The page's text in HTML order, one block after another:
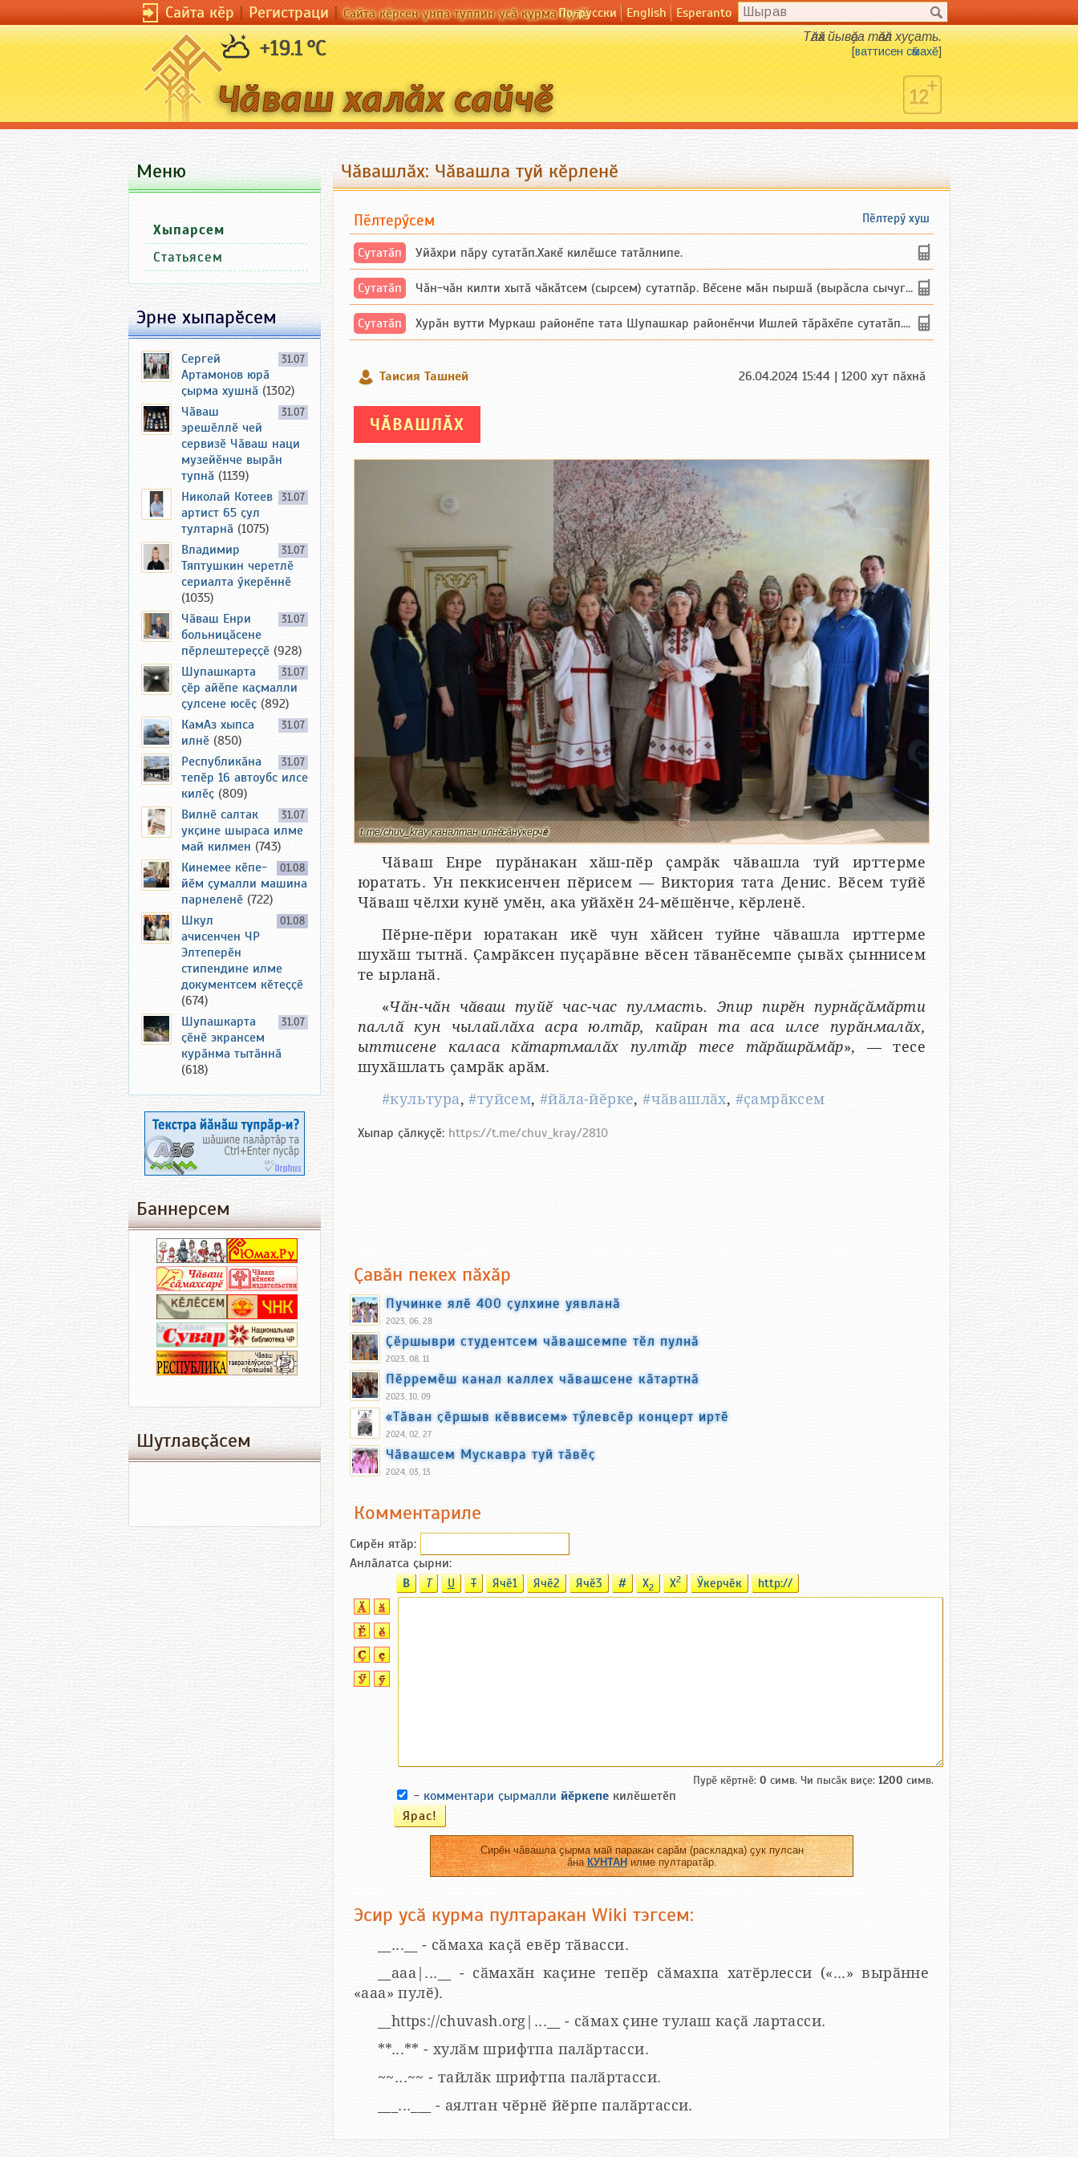
Сайта кӗр|Регистраци|Сайта кӗрсен унпа туллин усӑ курма пулӗПо-русски English Esperanto
+19.1 °C Тӑлӑх йывӑҫа тӑвӑл хуҫать.
[ваттисен сӑмахӗ]
Чӑвашлӑх: Чӑвашла туй кӗрленӗ
Пӗлтерӳ хуш
Пӗлтерӳсем
Сутатӑп Уйăхри пăру сутатăп.Хакĕ килĕшсе татăлнипе.
Сутатӑп Чăн-чăн килти хытă чăкăтсем (сырсем) сутатпăр. Вĕсене мăн пыршă (вырăсла сычуг) ...
Сутатӑп Хурăн вутти Муркаш районĕпе тата Шупашкар районĕнчи Ишлей тăрăхĕпе сутатăп. Ха...
Таисия Ташней 26.04.2024 15:44 | 1200 хут пӑхнӑ
ЧӐВАШЛӐХ
t.me/chuv_kray каналтан илнӗ сӑнӳкерчӗк
Чӑваш Енре пурӑнакан хӑш-пӗр ҫамрӑк чӑвашла туй ирттерме
юратать. Ун пеккисенчен пӗрисем — Виктория тата Денис. Вӗсем туйӗ
Чӑваш чӗлхи кунӗ умӗн, ака уйӑхӗн 24-мӗшӗнче, кӗрленӗ.
Пӗрне-пӗри юратакан икӗ чун хӑйсен туйне чӑвашла ирттерме
шухӑш тытнӑ. Ҫамрӑксен пуҫарӑвне вӗсен тӑванӗсемпе ҫывӑх ҫыннисем
те ырланӑ.
«Чӑн-чӑн чӑваш туйӗ час-час пулмасть. Эпир пирӗн пурнӑҫӑмӑрти
паллӑ кун чылайлӑха асра юлтӑр, кайран та аса илсе пурӑнмалӑх,
ыттисене каласа кӑтартмалӑх пултӑр тесе тӑрӑшрӑмӑр», — тесе
шухӑшлать ҫамрӑк арӑм.
#культура,#туйсем,#йӑла-йӗрке,#чӑвашлӑх, #ҫамрӑксем
Хыпар ҫӑлкуҫӗ: https://t.me/chuv_kray/2810
Ҫавӑн пекех пӑхӑр
Пучинке ялӗ 400 ҫулхине уявланӑ
2023, 06, 28
Ҫӗршыври студентсем чӑвашсемпе тӗл пулнӑ
2023, 08, 11
Пӗрремӗш канал каллех чӑвашсене кӑтартнӑ
2023, 10, 09
«Тӑван ҫӗршыв кӗввисем» тӳлевсӗр концерт иртӗ
2024, 02, 27
Чӑвашсем Мускавра туй тӑвӗҫ
2024, 03, 13
Комментариле
Сирӗн ятӑp:
Анлӑлатса ҫырни:
B T U T Ячӗ1 Ячӗ2 Ячӗ3 # X2 X2 Ӳкерчӗк http://
Пурӗ кӗртнӗ: 0 симв. Чи пысӑк виҫе: 1200 симв.
- комментари ҫырмалли йӗркепе килӗшетӗп
Сирӗн чӑвашла ҫырма май паракан сарӑм (раскладка) ҫук пулсан
ӑнаКУНТАНилме пултаратӑр.
Эсир усӑ курма пултаракан Wiki тэгсем:
__...__ - сӑмаха каҫӑ евӗр тӑвасси.
__aaa|...__ - сӑмахӑн каҫине тепӗр сӑмахпа хатӗрлесси («...» вырӑнне
«ааа» пулӗ).
__https://chuvash.org|...__ - сӑмах ҫине тулаш каҫӑ лартасси.
**...** - хулӑм шрифтпа палӑртасси.
~~...~~ - тайлӑк шрифтпа палӑртасси.
___...___ - аялтан чӗрнӗ йӗрпе палӑртасси.
Меню
Хыпарсем
Статьясем
Эрне хыпарӗсем
31.07
Сергей
Артамонов юрӑ
ҫырма хушнӑ (1302)
31.07
Чӑваш
эрешӗллӗ чей
сервизӗ Чӑваш наци
музейӗнче вырӑн
тупнӑ (1139)
31.07
Николай Котеев
артист 65 ҫул
тултарнӑ (1075)
31.07
Владимир
Тяптушкин черетлӗ
сериалта ӳкерӗннӗ
(1035)
31.07
Чӑваш Енри
больницӑсене
пӗрлештереҫҫӗ (928)
31.07
Шупашкарта
ҫӗр айӗпе каҫмалли
ҫулсене юсӗҫ (892)
31.07
КамАз хыпса
илнӗ (850)
31.07
Республикӑна
тепӗр 16 автоубс илсе
килӗҫ (809)
31.07
Вилнӗ салтак
укҫине шыраса илме
май килмен (743)
01.08
Кинемее кӗпе-
йӗм ҫумалли машина
парнеленӗ (722)
01.08
Шкул
ачисенчен ЧР
Элтеперӗн
стипендине илме
документсем кӗтеҫҫӗ
(674)
31.07
Шупашкарта
ҫӗнӗ экрансем
курӑнма тытӑннӑ
(618)
Баннерсем
Шутлавҫӑсем